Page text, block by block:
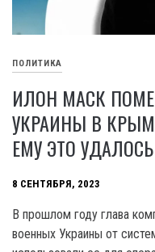
ПОЛИТИКА
ИЛОН МАСК
УКРАИНЫ В
ЕМУ ЭТО УДАЛОСЬ
8 СЕНТЯБРЯ, 2023
B прошлом году глава
военных Украины от